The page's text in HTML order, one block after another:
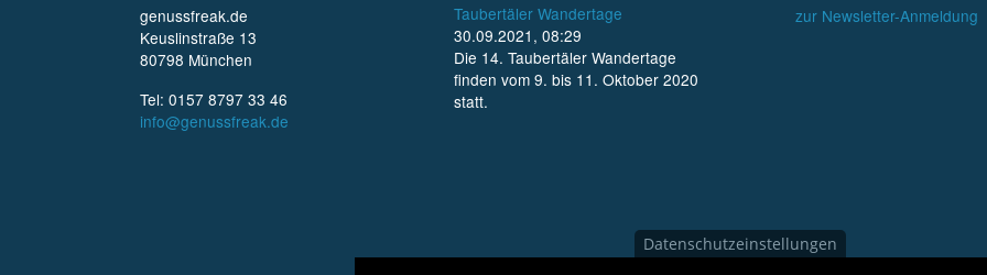
genussfreak.de
Keuslinstraße 13
80798 München
Tel: 0157 8797 33 46
info@genussfreak.de
Taubertäler Wandertage
30.09.2021, 08:29
Die 14. Taubertäler Wandertage
finden vom 9. bis 11. Oktober 2020
statt.
zur Newsletter-Anmeldung
Datenschutzeinstellungen